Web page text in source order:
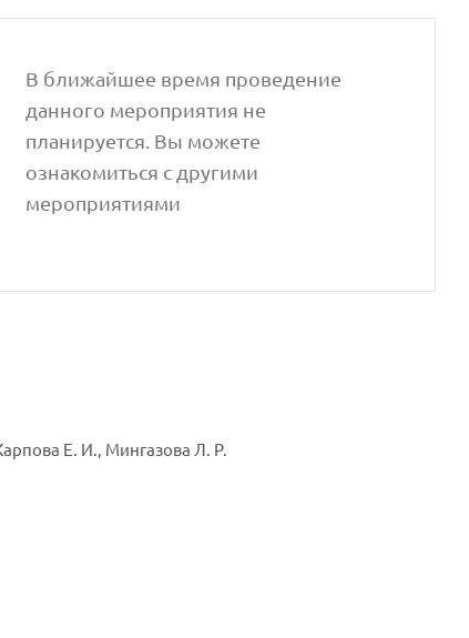
В ближайшее время проведение
данного мероприятия не
планируется. Вы можете
ознакомиться с другими
мероприятиями
Е. И., Мингазова Л. Р.